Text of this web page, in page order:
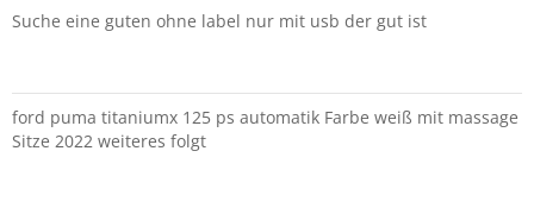
Suche eine guten ohne label nur mit usb der gut ist
ford puma titaniumx 125 ps automatik Farbe weiß mit massage
Sitze 2022 weiteres folgt